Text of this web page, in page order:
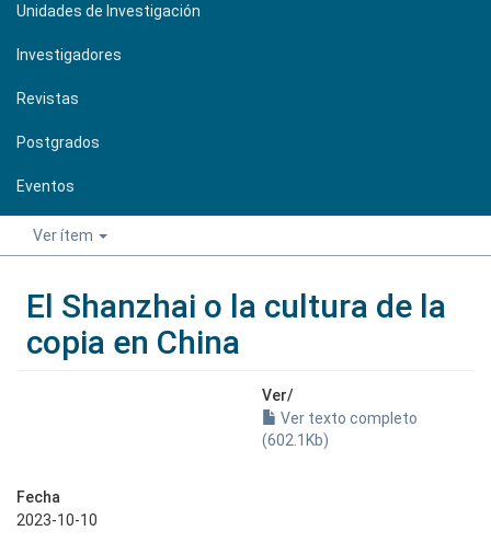
Unidades de Investigación
Investigadores
Revistas
Postgrados
Eventos
Ver ítem
El Shanzhai o la cultura de la
copia en China
Ver/
Ver texto completo
(602.1Kb)
Fecha
2023-10-10